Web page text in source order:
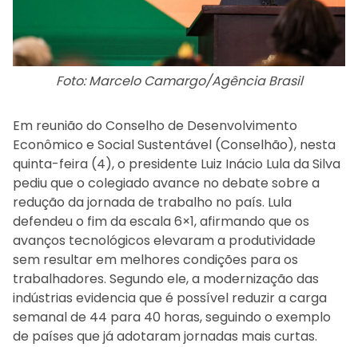
Foto: Marcelo Camargo/Agência Brasil
Em reunião do Conselho de Desenvolvimento
Econômico e Social Sustentável (Conselhão), nesta
quinta-feira (4), o presidente Luiz Inácio Lula da Silva
pediu que o colegiado avance no debate sobre a
redução da jornada de trabalho no país. Lula
defendeu o fim da escala 6×1, afirmando que os
avanços tecnológicos elevaram a produtividade
sem resultar em melhores condições para os
trabalhadores. Segundo ele, a modernização das
indústrias evidencia que é possível reduzir a carga
semanal de 44 para 40 horas, seguindo o exemplo
de países que já adotaram jornadas mais curtas.